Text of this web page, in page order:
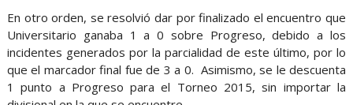
En otro orden, se resolvió dar por finalizado el encuentro que
Universitario ganaba 1 a 0 sobre Progreso, debido a los
incidentes generados por la parcialidad de este último, por lo
que el marcador final fue de 3 a 0. Asimismo, se le descuenta
1 punto a Progreso para el Torneo 2015, sin importar la